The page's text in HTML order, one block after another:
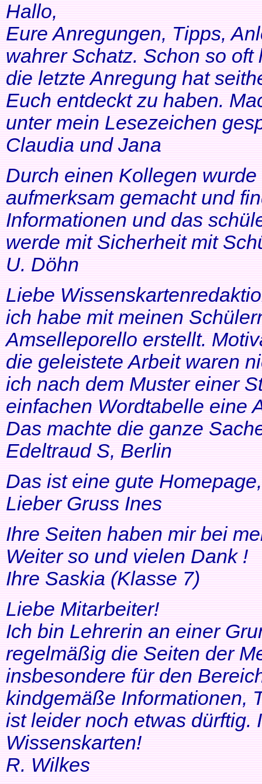
Hallo,
Eure Anregungen, Tipps,
wahrer Schatz. Schon so
die letzte Anregung hat
Euch entdeckt zu haben.
unter mein Lesezeichen
Claudia und Jana
Durch einen Kollegen
aufmerksam gemacht und
Informationen und das
werde mit Sicherheit mit
U. Döhn
Liebe
ich habe mit meinen
Amselleporello erstellt.
die geleistete Arbeit waren
ich nach dem Muster einer
einfachen Wordtabelle eine
Das machte die ganze
Edeltraud S, Berlin
Das ist eine gute
Lieber Gruss Ines
Ihre Seiten haben mir bei
Weiter so und vielen Dank !
Ihre Saskia (Klasse 7)
Liebe Mitarbeiter!
Ich bin Lehrerin an einer
regelmäßig die Seiten der
insbesondere für den
kindgemäße Informationen,
ist leider noch etwas dürftig.
Wissenskarten!
R. Wilkes